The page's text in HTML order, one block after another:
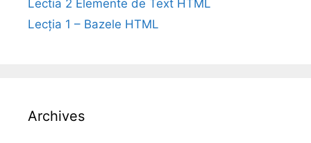
Lectia 2 Elemente de Text HTML
Lecția 1 – Bazele HTML
Archives